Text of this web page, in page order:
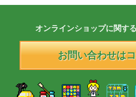
オンラインショップに関する
お問い合わせは